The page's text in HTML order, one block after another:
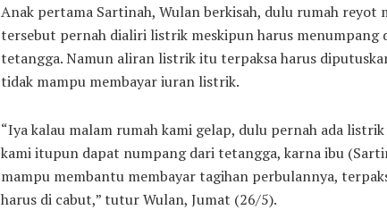
Anak pertama Sartinah, Wulan berkisah, dulu rumah reyot
tersebut pernah dialiri listrik meskipun harus menumpang
tetangga. Namun aliran listrik itu terpaksa harus
tidak mampu membayar iuran listrik.
“Iya kalau malam rumah kami gelap, dulu pernah ada
kami itupun dapat numpang dari tetangga, karna ibu
mampu membantu membayar tagihan perbulannya,
harus di cabut,” tutur Wulan, Jumat (26/5).